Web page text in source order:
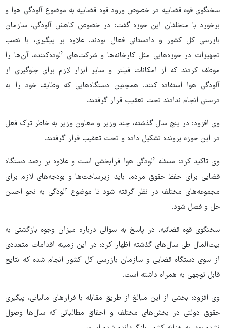
سخنگوی قوه قضاییه در خصوص ورود قوه قضاییه به موضوع آلودگی هوا و
برخورد با متخلفان این حوزه گفت: در خصوص کاهش آلودگی، سازمان
بازرسی کل کشور و دادستانی فعال بودند. علاوه بر پیگیری، با نصب
تجهیزات در حوزه‌هایی مثل کارخانه‌ها و شرکت‌های آلوده‌کننده، آن‌ها را
موظف کردند که از امکانات فیلتر و سایر ابزار لازم برای جلوگیری از
آلودگی هوا استفاده کنند. همچنین دستگاه‌هایی که وظایف خود را به
درستی انجام ندادند تحت تعقیب قرار گرفتند.
وی افزود: در پنج سال گذشته، چند وزیر و معاون وزیر به خاطر ترک فعل
در این حوزه پرونده تشکیل داده و تحت تعقیب قرار گرفتند.
وی تاکید کرد: مسئله آلودگی هوا فرابخشی است و علاوه بر رصد دستگاه
قضایی برای حفظ حقوق مردم، باید زیرساخت‌ها و بودجه‌های لازم برای
مجموعه‌های مختلف در نظر گرفته شود تا موضوع آلودگی به نحو احسن
حل و فصل شود.
سخنگوی قوه قضائیه، در پاسخ به سوالی درباره میزان وجوه بازگشتی به
بیت‌المال طی سال‌های گذشته اظهار کرد: در این زمینه اقدامات متعددی
از سوی دستگاه قضایی و سازمان بازرسی کل کشور انجام شده که نتایج
قابل توجهی به همراه داشته است.
وی افزود: بخشی از این مبالغ از طریق مقابله با فرارهای مالیاتی، پیگیری
حقوق دولتی در بخش‌های مختلف و احقاق مطالباتی که سال‌ها وصول